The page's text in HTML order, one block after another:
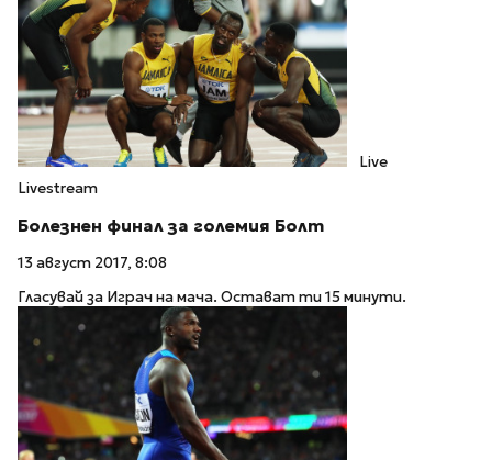
Live
Livestream
Болезнен финал за големия Болт
13 август 2017, 8:08
Гласувай за Играч на мача. Остават ти 15 минути.